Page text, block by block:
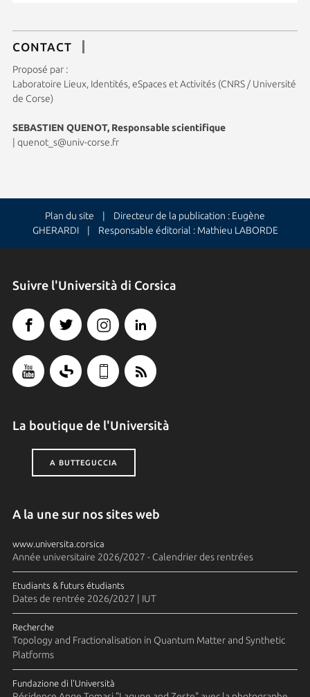
CONTACT
Proposé par :
Laboratoire Lieux, Identités, eSpaces et Activités (CNRS / Université
de Corse)
SEBASTIEN QUENOT, Responsable scientifique
quenot_s@univ-corse.fr
Plan du site | Directeur de la publication : Eugène
GHERARDI | Responsable éditorial : Mathieu LABORDE
Suivre l'Università di Corsica
La boutique de l'Università
A BUTTEGUCCIA
A la une sur nos sites web
www.universita.corsica
Année universitaire 2026/2027 - Calendrier des rentrées
Etudiants & futurs étudiants
Dates de rentrée 2026/2027 | IUT
Recherche
Topology and Fractionalisation in Quantum Matter and Synthetic
Platforms
Fundazione di l'Università